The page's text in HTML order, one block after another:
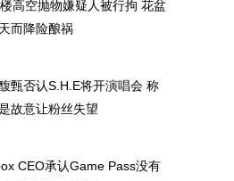
高空抛物嫌疑人被行拘 花盆
而降险酿祸
甄否认S.H.E将开演唱会 称
故意让粉丝失望
CEO承认Game Pass没有